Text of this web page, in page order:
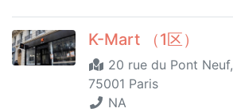
K-Mart （1区）
20 rue du Pont Neuf,
75001 Paris
NA